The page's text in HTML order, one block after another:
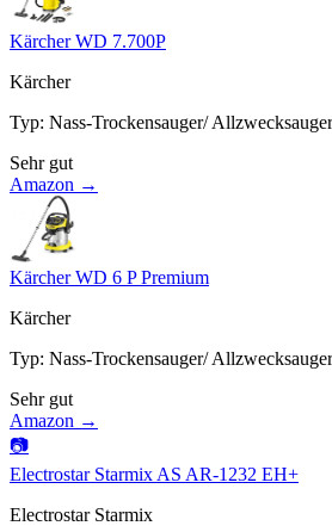
Kärcher WD 7.700P
Kärcher
Typ: Nass-Trockensauger/ Allzwecksauger
Sehr gut
Amazon →
Kärcher WD 6 P Premium
Kärcher
Typ: Nass-Trockensauger/ Allzwecksauger
Sehr gut
Amazon →
📷
Electrostar Starmix AS AR-1232 EH+
Electrostar Starmix